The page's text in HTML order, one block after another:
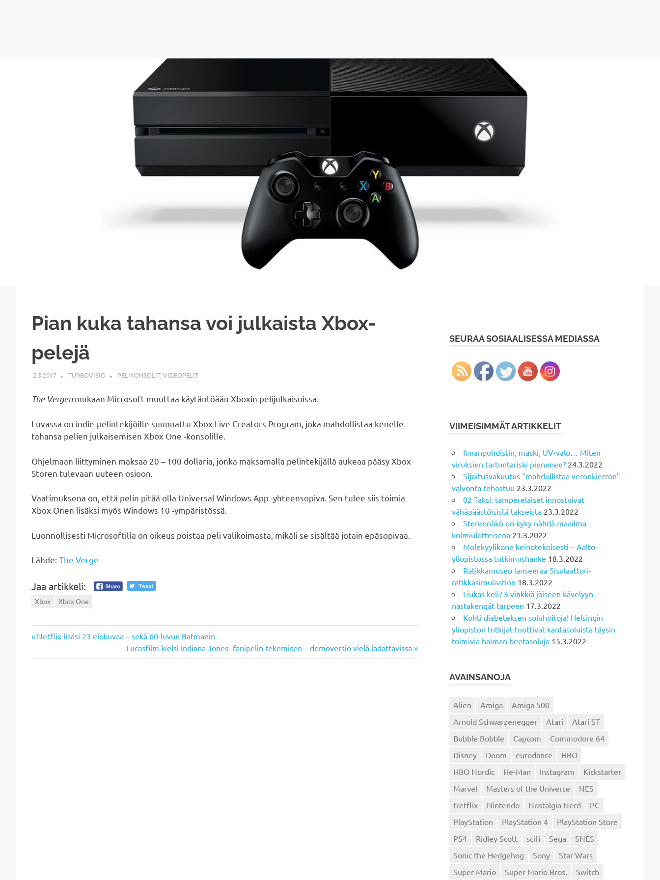
Pian kuka tahansa voi julkaista Xbox-
pelejä
2.3.2017 TURBOVISIO PELIKONSOLIT,VIDEOPELIT
The Vergenmukaan Microsoft muuttaa käytäntöään Xboxin pelijulkaisuissa.
Luvassa on indie-pelintekijöille suunnattu Xbox Live Creators Program, joka mahdollistaa kenelle
tahansa pelien julkaisemisen Xbox One -konsolille.
Ohjelmaan liittyminen maksaa 20 – 100 dollaria, jonka maksamalla pelintekijällä aukeaa pääsy Xbox
Storen tulevaan uuteen osioon.
Vaatimuksena on, että pelin pitää olla Universal Windows App -yhteensopiva. Sen tulee siis toimia
Xbox Onen lisäksi myös Windows 10 -ympäristössä.
Luonnollisesti Microsoftilla on oikeus poistaa peli valikoimasta, mikäli se sisältää jotain epäsopivaa.
Lähde: The Verge
Jaa artikkeli:
Xbox Xbox One
Artikkelien
selaus
Previous
Netflix lisäsi 23 elokuvaa – sekä 60-luvun Batmanin
Next
Post:
Lucasfilm kielsi Indiana Jones -fanipelin tekemisen – demoversio vielä ladattavissa
SEURAA SOSIAALISESSA MEDIASSA
VIIMEISIMMÄT ARTIKKELIT
Ilmanpuhdistin, maski, UV-valo… Miten
viruksien tartuntariski pienenee? 24.3.2022
Sijoitusvakuutus “mahdollistaa veronkierron” –
valvonta tehostuu 23.3.2022
02 Taksi: tamperelaiset innostuivat
vähäpäästöisistä takseista 23.3.2022
Stereonäkö on kyky nähdä maailma
kolmiulotteisena 21.3.2022
Molekyylikone keinotekoisesti – Aalto-
yliopistossa tutkimushanke 18.3.2022
Ratikkamuseo lanseeraa Sisulaattori-
ratikkasimulaation 18.3.2022
Liukas keli? 3 vinkkiä jäiseen kävelyyn –
nastakengät tarpeen 17.3.2022
Kohti diabeteksen soluhoitoja! Helsingin
yliopiston tutkijat tuottivat kantasoluista täysin
toimivia haiman beetasoluja 15.3.2022
AVAINSANOJA
Alien Amiga
Amiga 500
Arnold Schwarzenegger
Atari
Atari ST
Bubble Bobble
Capcom
Commodore 64
Disney
Doom eurodance
HBO
HBO Nordic
He-Man Instagram
Kickstarter
Marvel
Masters of the Universe
NES
Netflix
Nintendo Nostalgia Nerd
PC
PlayStation
PlayStation 4
PlayStation Store
PS4
Ridley Scott scifi Sega
SNES
Sonic the Hedgehog
Sony
Star Wars
Super Mario
Super Mario Bros. Switch